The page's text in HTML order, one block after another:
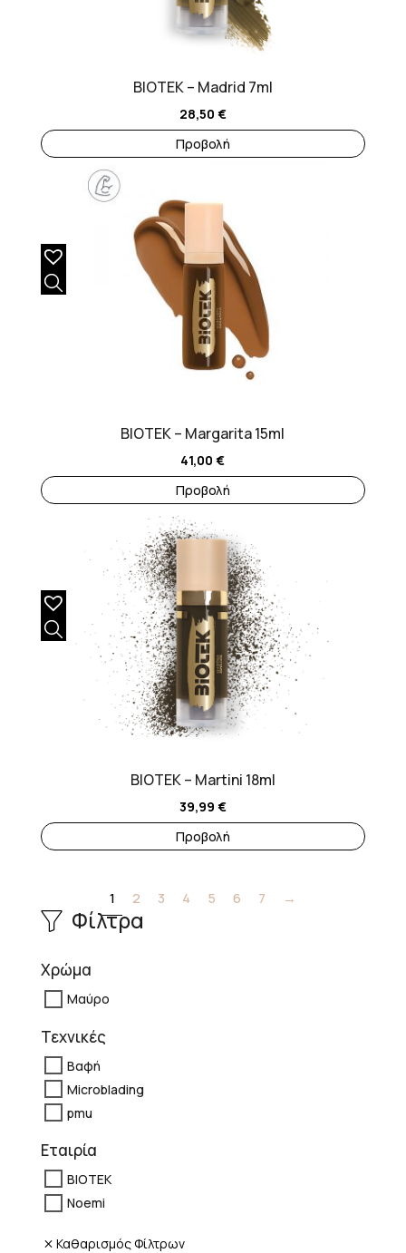
BIOTEK – Madrid 7ml
28,50 €
Προβολή
BIOTEK – Margarita 15ml
41,00€
Προβολή
BIOTEK – Martini 18ml
39,99 €
Προβολή
1 2 3 4 5 6 7 →
Φίλτρα
Χρώμα
Μαύρο
Τεχνικές
Βαφή
Microblading
pmu
Εταιρία
BIOTEK
Noemi
Καθαρισμός Φίλτρων